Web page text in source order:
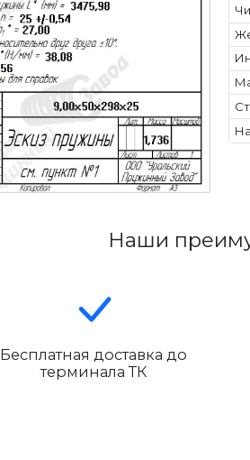
Наши
Бесплатная доставка до
терминала ТК